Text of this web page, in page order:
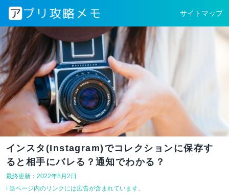
サイトマップ
インスタ(Instagram)でコレクションに保存す
ると相手にバレる？通知でわかる？
最終更新：2022年8月2日
ℹ︎ 当ページ内のリンクには広告が含まれています。